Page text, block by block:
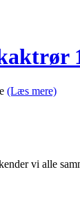
(Læs mere)
vi alle